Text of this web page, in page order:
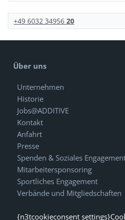
+49 6032 3495620
Über uns
Unternehmen
Historie
Jobs@ADDITIVE
Kontakt
Anfahrt
Presse
Spenden & Soziales
Mitarbeitersponsoring
Sportliches Engagement
Verbände und Mitgliedschaften
{n3tcookieconsent